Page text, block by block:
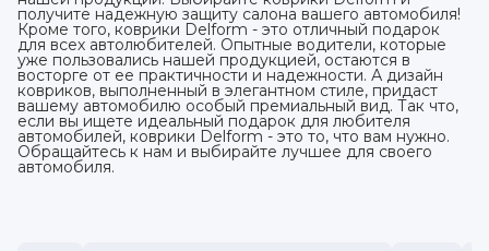
получите надежную защиту салона вашего автомобиля!
Кроме того, коврики Delform - это отличный подарок
для всех автолюбителей. Опытные водители, которые
уже пользовались нашей продукцией, остаются в
восторге от ее практичности и надежности. А дизайн
ковриков, выполненный в элегантном стиле, придаст
вашему автомобилю особый премиальный вид. Так что,
если вы ищете идеальный подарок для любителя
автомобилей, коврики Delform - это то, что вам нужно.
Обращайтесь к нам и выбирайте лучшее для своего
автомобиля.